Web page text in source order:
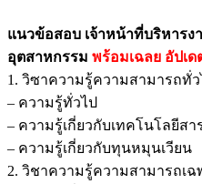
แนวข้อสอบ เจ้าหน้าที่บริหารง
อุตสาหกรรม พร้อมเฉลย อัปเด
1. วิซาความรู้ความสามารถทั่
– ความรู้ทั่วไป
– ความรู้เกี่ยวกับเทคโนโลยีสา
– ความรู้เกี่ยวกับทุนหมุนเวียน
2. วิชาความรู้ความสามารถเ